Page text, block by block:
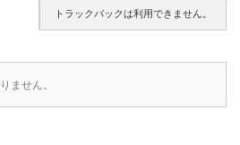
トラックバックは利用できません。
ません。